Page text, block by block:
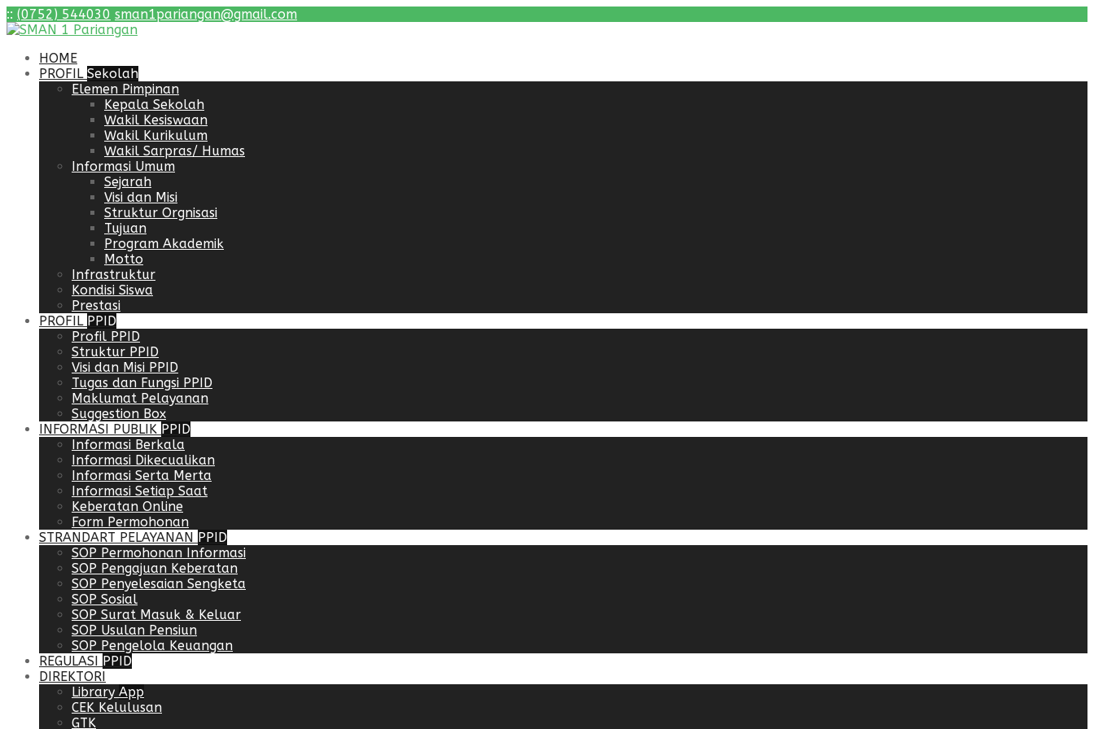
:: (0752) 544030 sman1pariangan@gmail.com
HOME
PROFIL Sekolah
Elemen Pimpinan
Kepala Sekolah
Wakil Kesiswaan
Wakil Kurikulum
Wakil Sarpras/ Humas
Informasi Umum
Sejarah
Visi dan Misi
Struktur Orgnisasi
Tujuan
Program Akademik
Motto
Infrastruktur
Kondisi Siswa
Prestasi
PROFIL PPID
Profil PPID
Struktur PPID
Visi dan Misi PPID
Tugas dan Fungsi PPID
Maklumat Pelayanan
Suggestion Box
INFORMASI PUBLIK PPID
Informasi Berkala
Informasi Dikecualikan
Informasi Serta Merta
Informasi Setiap Saat
Keberatan Online
Form Permohonan
STRANDART PELAYANAN PPID
SOP Permohonan Informasi
SOP Pengajuan Keberatan
SOP Penyelesaian Sengketa
SOP Sosial
SOP Surat Masuk & Keluar
SOP Usulan Pensiun
SOP Pengelola Keuangan
REGULASI PPID
DIREKTORI
Library App
CEK Kelulusan
GTK